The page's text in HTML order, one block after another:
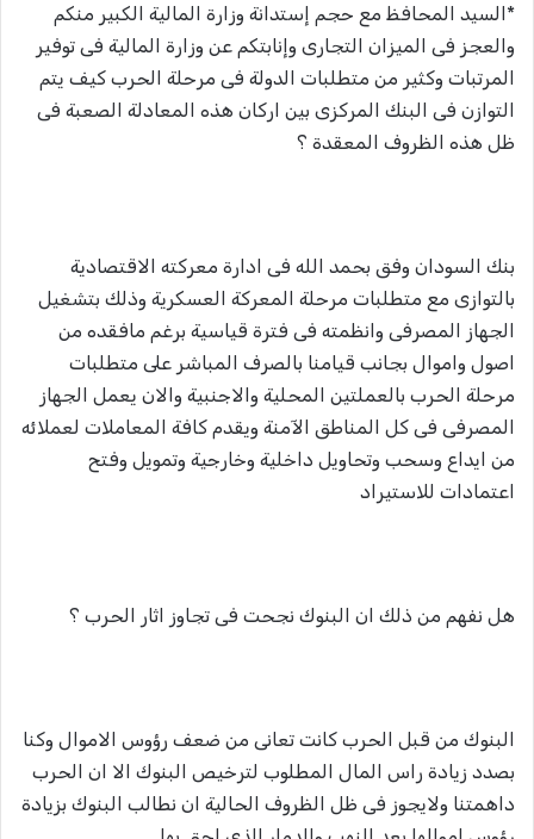
*السيد المحافظ مع حجم إستدانة وزارة المالية الكبير منكم
والعجز فى الميزان التجارى وإنابتكم عن وزارة المالية فى توفير
المرتبات وكثير من متطلبات الدولة فى مرحلة الحرب كيف يتم
التوازن فى البنك المركزى بين اركان هذه المعادلة الصعبة فى
ظل هذه الظروف المعقدة ؟
بنك السودان وفق بحمد الله فى ادارة معركته الاقتصادية
بالتوازى مع متطلبات مرحلة المعركة العسكرية وذلك بتشغيل
الجهاز المصرفى وانظمته فى فترة قياسية برغم مافقده من
اصول واموال بجانب قيامنا بالصرف المباشر على متطلبات
مرحلة الحرب بالعملتين المحلية والاجنبية والان يعمل الجهاز
المصرفى فى كل المناطق الآمنة ويقدم كافة المعاملات لعملائه
من ايداع وسحب وتحاويل داخلية وخارجية وتمويل وفتح
اعتمادات للاستيراد
هل نفهم من ذلك ان البنوك نجحت فى تجاوز اثار الحرب ؟
البنوك من قبل الحرب كانت تعانى من ضعف رؤوس الاموال وكنا
بصدد زيادة راس المال المطلوب لترخيص البنوك الا ان الحرب
داهمتنا ولايجوز فى ظل الظروف الحالية ان نطالب البنوك بزيادة